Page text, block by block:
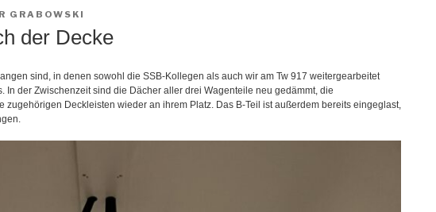
GRABOWSKI
der Decke
sind, in denen sowohl die SSB-Kollegen als auch wir am Tw 917 weitergearbeitet
In der Zwischenzeit sind die Dächer aller drei Wagenteile neu gedämmt, die
zugehörigen Deckleisten wieder an ihrem Platz. Das B-Teil ist außerdem bereits eingeglast,